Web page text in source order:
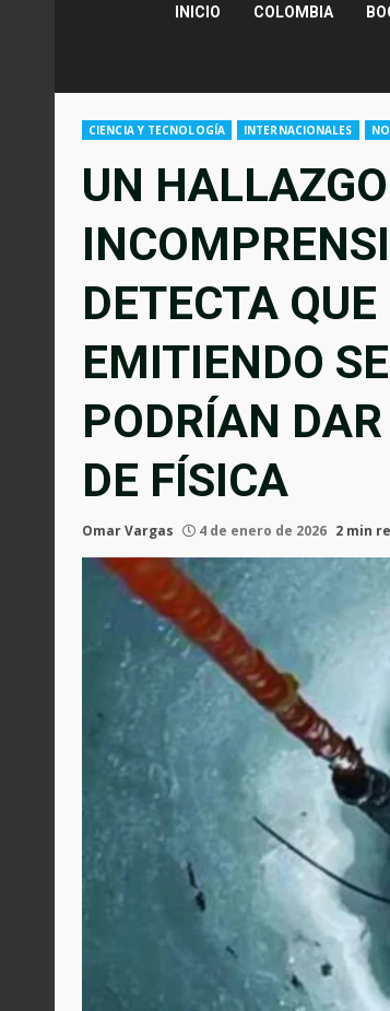
INICIO COLOMBIA
CIENCIA Y TECNOLOGÍA INTERNACIONALES
UN
DETECTA
EMITIENDO
PODRÍAN
DE FÍSICA
Omar Vargas 4 de enero de 2026 2 min